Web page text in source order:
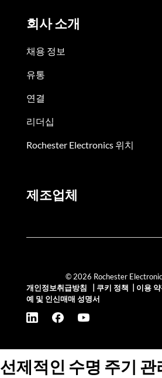
회사 소개
채용 정보
유통
연결
리더십
Rochester Electronics 위치
제조업체
© 2026 Rochester
개인정보취급방침
쿠키 정책 이용
예 및 인신매매 성명서
선제적인 수명 주기